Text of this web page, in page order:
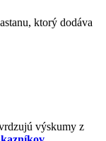
výskumy z
je
pokožku pred